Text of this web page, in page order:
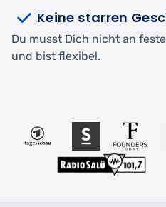
Keine starren
Du musst Dich nicht an
und bist flexibel.